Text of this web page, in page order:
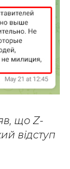
що Z-
відступ